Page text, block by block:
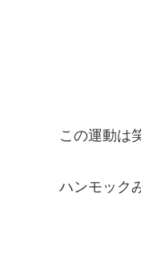
この運動は
ハンモック